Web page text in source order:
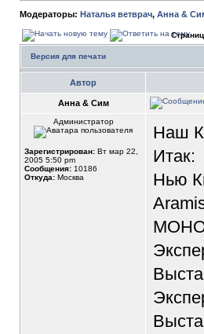
Модераторы: Наталья ветврач, Анна &
Версия для печати
Автор
Анна & Сим
Администратор
Зарегистрирован: Вт мар 22,
2005 5:50 pm
Сообщения: 10186
Откуда: Москва
Наш
Итак:
Нью
МОНО